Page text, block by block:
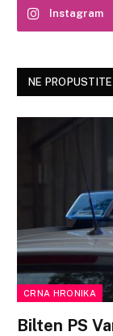
Instagram
NE PROPUSTITE
CRNA HRONIKA
Bilten PS